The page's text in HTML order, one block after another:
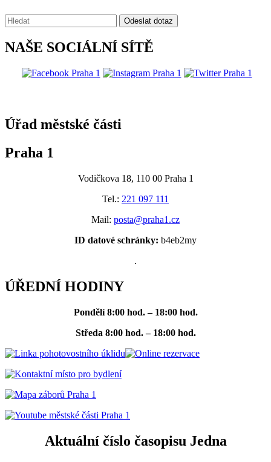
Vyhledávání: Odeslat dotaz
NAŠE SOCIÁLNÍ SÍTĚ
Úřad městské části
Praha 1
Vodičkova 18, 110 00 Praha 1
Tel.: 221 097 111
Mail: posta@praha1.cz
ID datové schránky: b4eb2my
.
ÚŘEDNÍ HODINY
Pondělí 8:00 hod. – 18:00 hod.
Středa 8:00 hod. – 18:00 hod.
Aktuální číslo časopisu Jedna